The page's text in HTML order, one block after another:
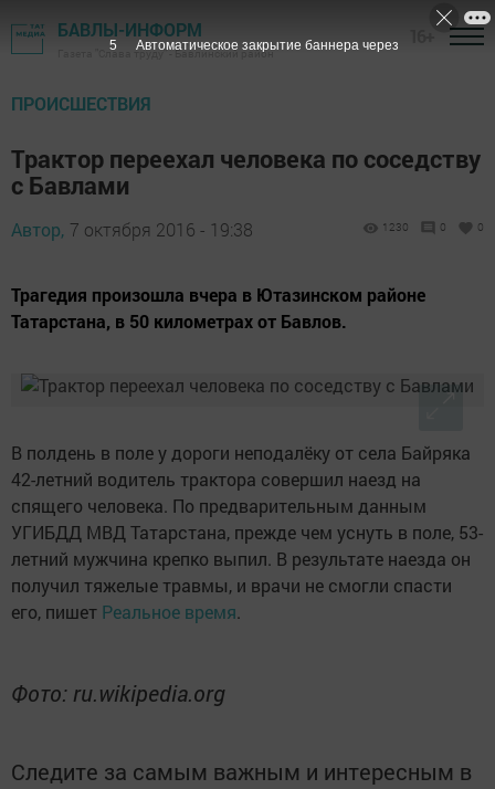
БАВЛЫ-ИНФОРМ
Газета "Слава труду" - Бавлинский район
ПРОИСШЕСТВИЯ
Трактор переехал человека по соседству
с Бавлами
Автор, 7 октября 2016 - 19:38 1230 0 0
Трагедия произошла вчера в Ютазинском районе
Татарстана, в 50 километрах от Бавлов.
В полдень в поле у дороги неподалёку от села Байряка
42-летний водитель трактора совершил наезд на
спящего человека. По предварительным данным
УГИБДД МВД Татарстана, прежде чем уснуть в поле, 53-
летний мужчина крепко выпил. В результате наезда он
получил тяжелые травмы, и врачи не смогли спасти
его, пишет Реальное время.
Фото: ru.wikipedia.org
Следите за самым важным и интересным в
4 Автоматическое закрытие баннера через